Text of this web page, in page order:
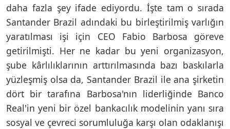
daha fazla şey ifade ediyordu. İşte tam o sırada
Santander Brazil adındaki bu birleştirilmiş varlığın
yaratılması işi için CEO Fabio Barbosa göreve
getirilmişti. Her ne kadar bu yeni organizasyon,
şube kârlılıklarının arttırılmasında bazı baskılarla
yüzleşmiş olsa da, Santander Brazil ile ana şirketin
dört bir tarafına Barbosa'nın liderliğinde Banco
Real'in yeni bir özel bankacılık modelinin yanı sıra
sosyal ve çevreci sorumluluğa karşı olan odaklanışı